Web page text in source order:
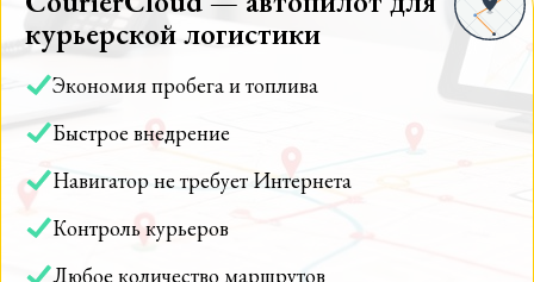
курьерской логистики
Экономия пробега и топлива
Быстрое внедрение
Навигатор не требует Интернета
Контроль курьеров
Любое количество маршрутов